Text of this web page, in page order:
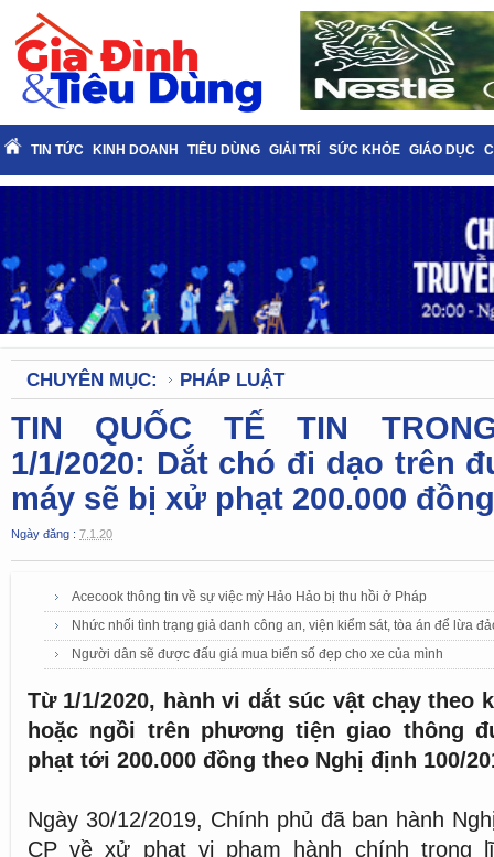
TIN TỨC KINH DOANH TIÊU DÙNG GIẢI TRÍ SỨC KHỎE GIÁO DỤC
CHUYÊN MỤC: PHÁP LUẬT
TIN QUỐC TẾ TIN
1/1/2020: Dắt chó đi dạo trên
máy sẽ bị xử phạt 200.000 đồng
Ngày đăng : 7.1.20
Acecook thông tin về sự việc mỳ Hảo Hảo bị thu hồi ở Pháp
Nhức nhối tình trạng giả danh công an, viện kiểm sát, tòa án để lừa
Người dân sẽ được đấu giá mua biển số đẹp cho xe của mình
Từ 1/1/2020, hành vi dắt súc vật chạy theo
hoặc ngồi trên phương tiện giao thông
phạt tới 200.000 đồng theo Nghị định 100/
Ngày 30/12/2019, Chính phủ đã ban hành
CP về xử phạt vi phạm hành chính trong